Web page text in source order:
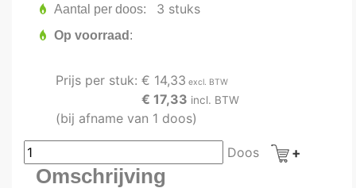
Aantal per doos
3 stuks
Op voorraad
Prijs per stuk: € 14,33 excl. BTW
€ 17,33 incl. BTW
(bij afname van 1 doos)
Doos
Omschrijving